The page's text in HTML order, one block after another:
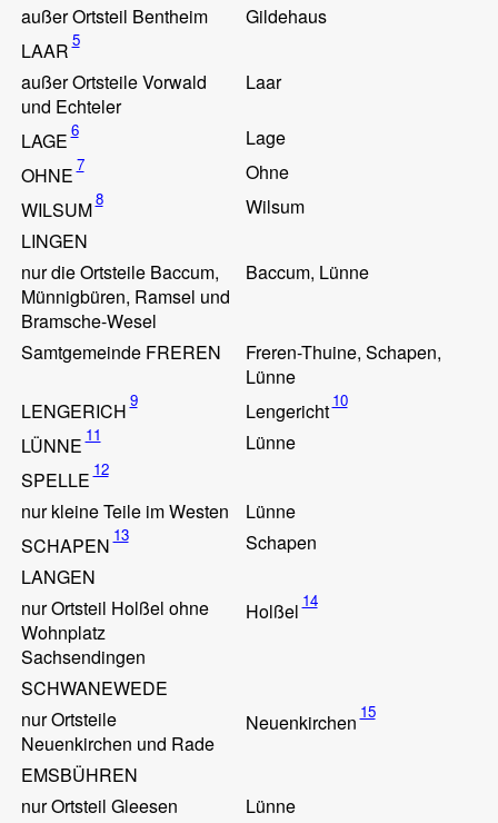
außer Ortsteil Bentheim
Gildehaus
LAAR 5
außer Ortsteile Vorwald
und Echteler
Laar
LAGE 6
Lage
OHNE 7
Ohne
WILSUM8
Wilsum
LINGEN
nur die Ortsteile Baccum,
Münnigbüren, Ramsel und
Bramsche-Wesel
Baccum, Lünne
Samtgemeinde FREREN
Freren-Thuine, Schapen,
Lünne
LENGERICH 9 Lengericht 10
LÜNNE 11
Lünne
SPELLE 12
nur kleine Teile im Westen
Lünne
SCHAPEN 13
Schapen
LANGEN
nur Ortsteil Holßel ohne
Wohnplatz
Sachsendingen
Holßel 14
SCHWANEWEDE
nur Ortsteile
Neuenkirchen und Rade
Neuenkirchen 15
EMSBÜHREN
nur Ortsteil Gleesen
Lünne